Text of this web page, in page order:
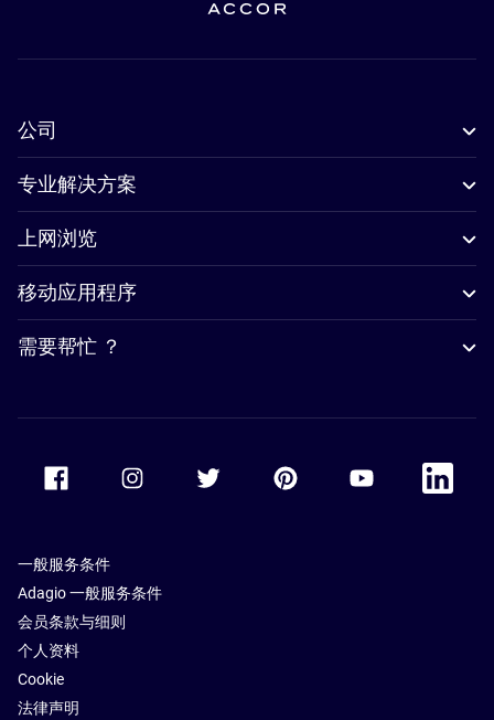
公司
专业解决方案
上网浏览
移动应用程序
需要帮忙 ？
Accor Youtube
Accor
一般服务条件
Adagio 一般服务条件
会员条款与细则
个人资料
Cookie
法律声明